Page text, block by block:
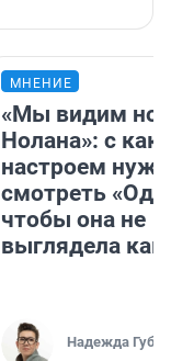
МНЕНИЕ
«Мы видим
Нолана»: с
настроем
смотреть
чтобы она не
выглядела как
Надежда